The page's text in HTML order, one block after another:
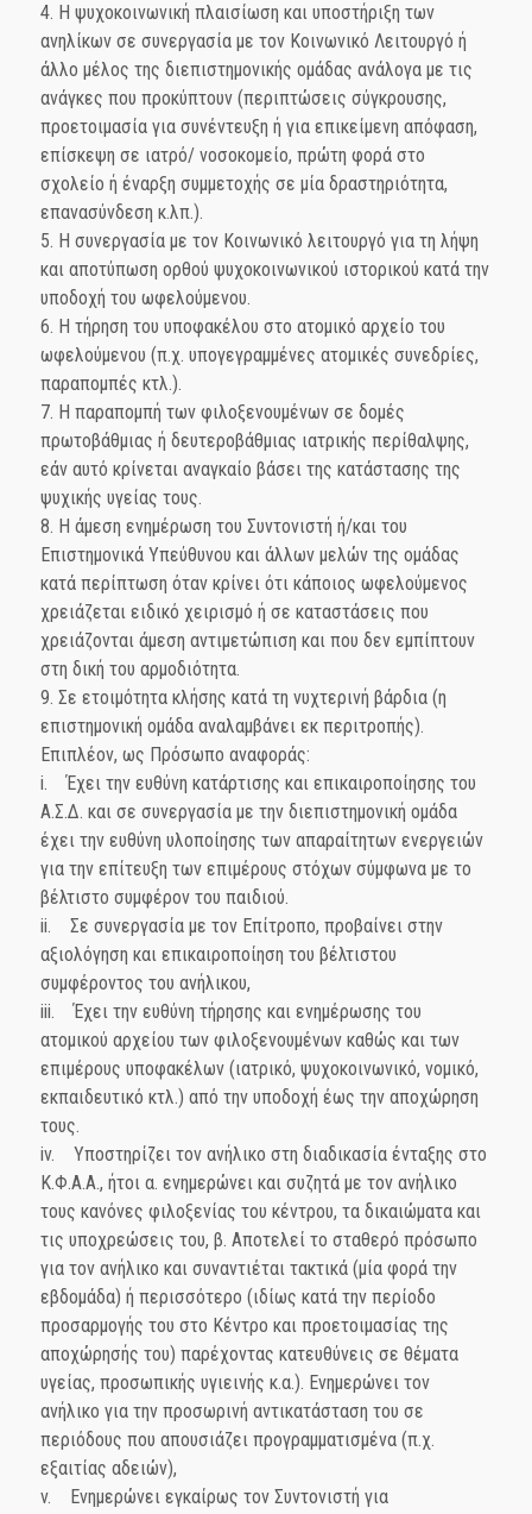
4. Η ψυχοκοινωνική πλαισίωση και υποστήριξη των
ανηλίκων σε συνεργασία με τον Κοινωνικό Λειτουργό ή
άλλο μέλος της διεπιστημονικής ομάδας ανάλογα με τις
ανάγκες που προκύπτουν (περιπτώσεις σύγκρουσης,
προετοιμασία για συνέντευξη ή για επικείμενη απόφαση,
επίσκεψη σε ιατρό/ νοσοκομείο, πρώτη φορά στο
σχολείο ή έναρξη συμμετοχής σε μία δραστηριότητα,
επανασύνδεση κ.λπ.).
5. Η συνεργασία με τον Κοινωνικό λειτουργό για τη λήψη
και αποτύπωση ορθού ψυχοκοινωνικού ιστορικού κατά την
υποδοχή του ωφελούμενου.
6. Η τήρηση του υποφακέλου στο ατομικό αρχείο του
ωφελούμενου (π.χ. υπογεγραμμένες ατομικές συνεδρίες,
παραπομπές κτλ.).
7. Η παραπομπή των φιλοξενουμένων σε δομές
πρωτοβάθμιας ή δευτεροβάθμιας ιατρικής περίθαλψης,
εάν αυτό κρίνεται αναγκαίο βάσει της κατάστασης της
ψυχικής υγείας τους.
8. Η άμεση ενημέρωση του Συντονιστή ή/και του
Επιστημονικά Υπεύθυνου και άλλων μελών της ομάδας
κατά περίπτωση όταν κρίνει ότι κάποιος ωφελούμενος
χρειάζεται ειδικό χειρισμό ή σε καταστάσεις που
χρειάζονται άμεση αντιμετώπιση και που δεν εμπίπτουν
στη δική του αρμοδιότητα.
9. Σε ετοιμότητα κλήσης κατά τη νυχτερινή βάρδια (η
επιστημονική ομάδα αναλαμβάνει εκ περιτροπής).
Επιπλέον, ως Πρόσωπο αναφοράς:
i. Έχει την ευθύνη κατάρτισης και επικαιροποίησης του
Α.Σ.Δ. και σε συνεργασία με την διεπιστημονική ομάδα
έχει την ευθύνη υλοποίησης των απαραίτητων ενεργειών
για την επίτευξη των επιμέρους στόχων σύμφωνα με το
βέλτιστο συμφέρον του παιδιού.
ii. Σε συνεργασία με τον Επίτροπο, προβαίνει στην
αξιολόγηση και επικαιροποίηση του βέλτιστου
συμφέροντος του ανήλικου,
iii. Έχει την ευθύνη τήρησης και ενημέρωσης του
ατομικού αρχείου των φιλοξενουμένων καθώς και των
επιμέρους υποφακέλων (ιατρικό, ψυχοκοινωνικό, νομικό,
εκπαιδευτικό κτλ.) από την υποδοχή έως την αποχώρηση
τους.
iv. Υποστηρίζει τον ανήλικο στη διαδικασία ένταξης στο
Κ.Φ.Α.Α., ήτοι α. ενημερώνει και συζητά με τον ανήλικο
τους κανόνες φιλοξενίας του κέντρου, τα δικαιώματα και
τις υποχρεώσεις του, β. Αποτελεί το σταθερό πρόσωπο
για τον ανήλικο και συναντιέται τακτικά (μία φορά την
εβδομάδα) ή περισσότερο (ιδίως κατά την περίοδο
προσαρμογής του στο Κέντρο και προετοιμασίας της
αποχώρησής του) παρέχοντας κατευθύνεις σε θέματα
υγείας, προσωπικής υγιεινής κ.α.). Ενημερώνει τον
ανήλικο για την προσωρινή αντικατάσταση του σε
περιόδους που απουσιάζει προγραμματισμένα (π.χ.
εξαιτίας αδειών),
v. Ενημερώνει εγκαίρως τον Συντονιστή για